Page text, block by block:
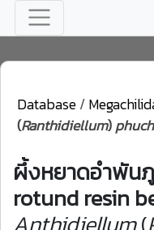
Database/
(Ranthidiellum)
ผึ้งหยาดอำพัน
rotund resin